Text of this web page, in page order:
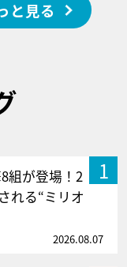
と見る
1
8組が登場！2
れる“ミリオ
2026.08.07